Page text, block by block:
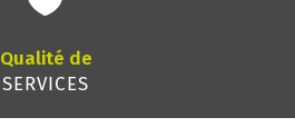
Qualité de
SERVICES